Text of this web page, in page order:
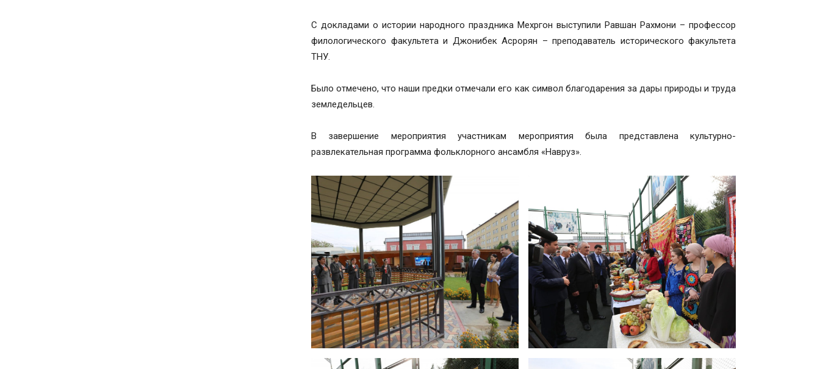
С докладами о истории народного праздника Мехргон выступили Равшан Рахмони – профессор
филологического факультета и Джонибек Асрорян – преподаватель исторического факультета
ТНУ.
Было отмечено, что наши предки отмечали его как символ благодарения за дары природы и труда
земледельцев.
В завершение мероприятия участникам мероприятия была представлена культурно-
развлекательная программа фольклорного ансамбля «Навруз».